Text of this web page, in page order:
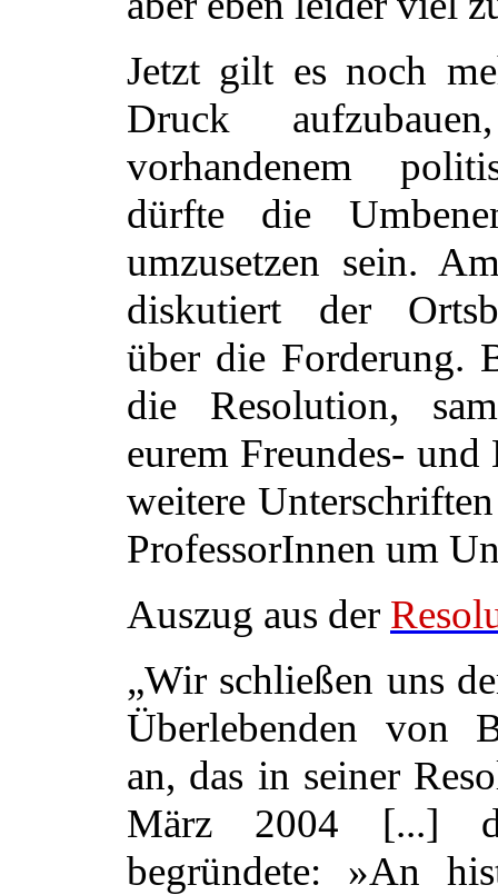
Jetzt gilt es noch
Druck
vorhandenem
dürfte die
umzusetzen sein.
diskutiert der
über die Forderung.
die Resolution,
eurem Freundes- und
weitere
ProfessorInnen um
Auszug aus der
„Wir schließen uns
Überlebenden von
an, das in seiner
März 2004 [...]
begründete: »An